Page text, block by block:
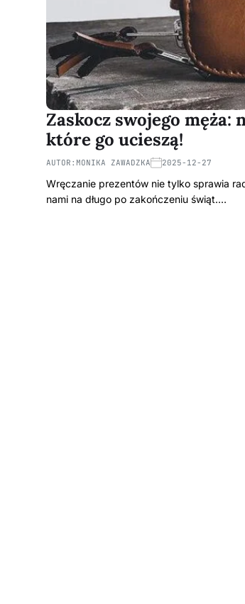
Zaskocz swojego męża:
które go ucieszą!
AUTOR: MONIKA ZAWADZKA 2025-12-27
Wręczanie prezentów nie tylko sprawia
nami na długo po zakończeniu świąt.…